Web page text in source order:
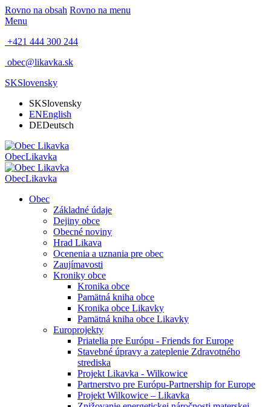
Rovno na obsah Rovno na menu
Menu
+421 444 300 244
obec@likavka.sk
SKSlovensky
SKSlovensky
ENEnglish
DEDeutsch
ObecLikavka
ObecLikavka
Obec
Základné údaje
Dejiny obce
Obecné noviny
Hrad Likava
Ocenenia a uznania pre obec
Zaujímavosti
Kroniky obce
Kronika obce
Pamätná kniha obce
Kronika obce Likavky
Pamätná kniha obce Likavky
Europrojekty
Priatelia pre Európu - Friends for Europe
Stavebné úpravy a zateplenie Zdravotného
strediska
Projekt Likavka - Wilkowice
Partnerstvo pre Európu-Partnership for Europe
Projekt Wilkowice – Likavka